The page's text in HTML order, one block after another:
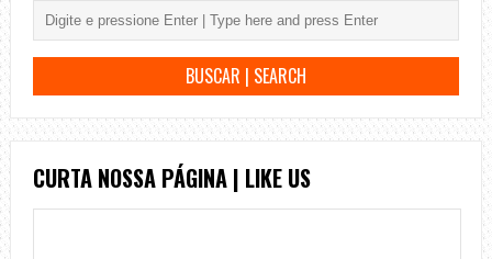
CURTA NOSSA PÁGINA | LIKE US